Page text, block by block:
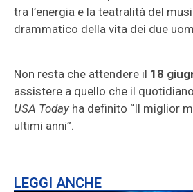
tra l’energia e la teatralità del
drammatico della vita dei due
Non resta che attendere il 18
assistere a quello che il
USA Today ha definito “Il miglior
ultimi anni”.
LEGGI ANCHE